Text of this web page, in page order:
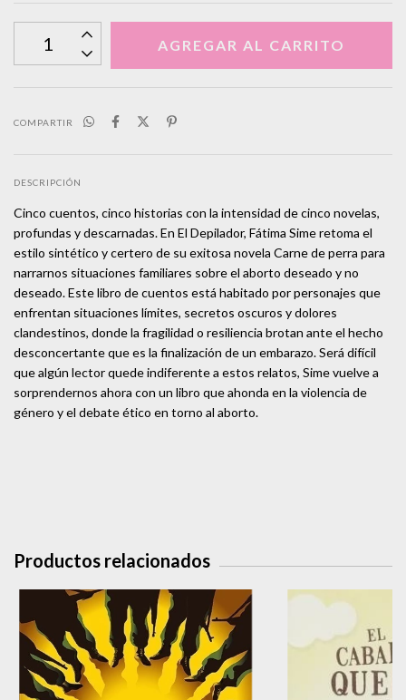
COMPARTIR
DESCRIPCIÓN
Cinco cuentos, cinco historias con la intensidad de cinco novelas,
profundas y descarnadas. En El Depilador, Fátima Sime retoma el
estilo sintético y certero de su exitosa novela Carne de perra para
narrarnos situaciones familiares sobre el aborto deseado y no
deseado. Este libro de cuentos está habitado por personajes que
enfrentan situaciones límites, secretos oscuros y dolores
clandestinos, donde la fragilidad o resiliencia brotan ante el hecho
desconcertante que es la finalización de un embarazo. Será difícil
que algún lector quede indiferente a estos relatos, Sime vuelve a
sorprendernos ahora con un libro que ahonda en la violencia de
género y el debate ético en torno al aborto.
Productos relacionados